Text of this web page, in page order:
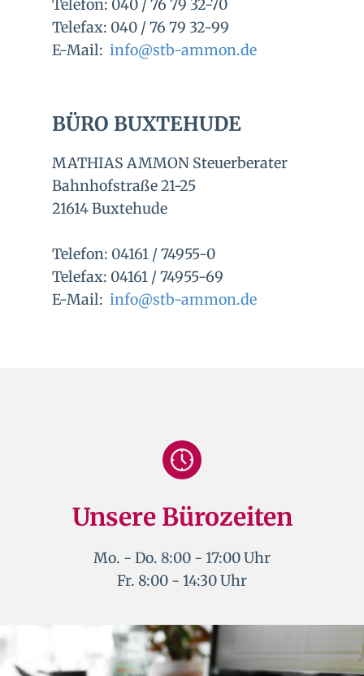
Telefon: 040 / 76 79 32-70
Telefax: 040 / 76 79 32-99
E-Mail: info@stb-ammon.de
BÜRO ​BUXTEHUDE
MATHIAS AMMON Steuerberater
Bahnhofstraße 21-25
21614 Buxtehude
Telefon: 04161 / 74955-0
Telefax: 04161 / 74955-69
E-Mail: info@stb-ammon.de
Unsere Bürozeiten
Mo. - Do. 8:00 - 17:00 Uhr
Fr. 8:00 - 14:30 Uhr